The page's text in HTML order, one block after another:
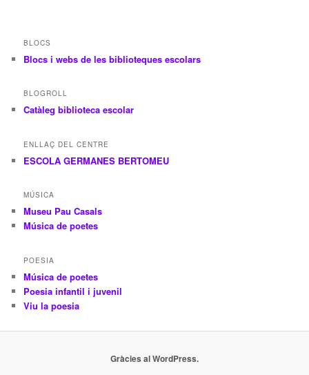
BLOCS
Blocs i webs de les biblioteques escolars
BLOGROLL
Catàleg biblioteca escolar
ENLLAÇ DEL CENTRE
ESCOLA GERMANES BERTOMEU
MÚSICA
Museu Pau Casals
Música de poetes
POESIA
Música de poetes
Poesia infantil i juvenil
Viu la poesia
Gràcies al WordPress.